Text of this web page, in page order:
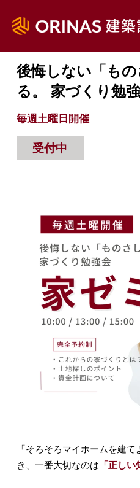
TOP 見学会・相談会
後悔しない「も
る。 家づくり勉
毎週土曜日開催
受付中
「そろそろマイホームを建
き、一番大切なのは 「正し